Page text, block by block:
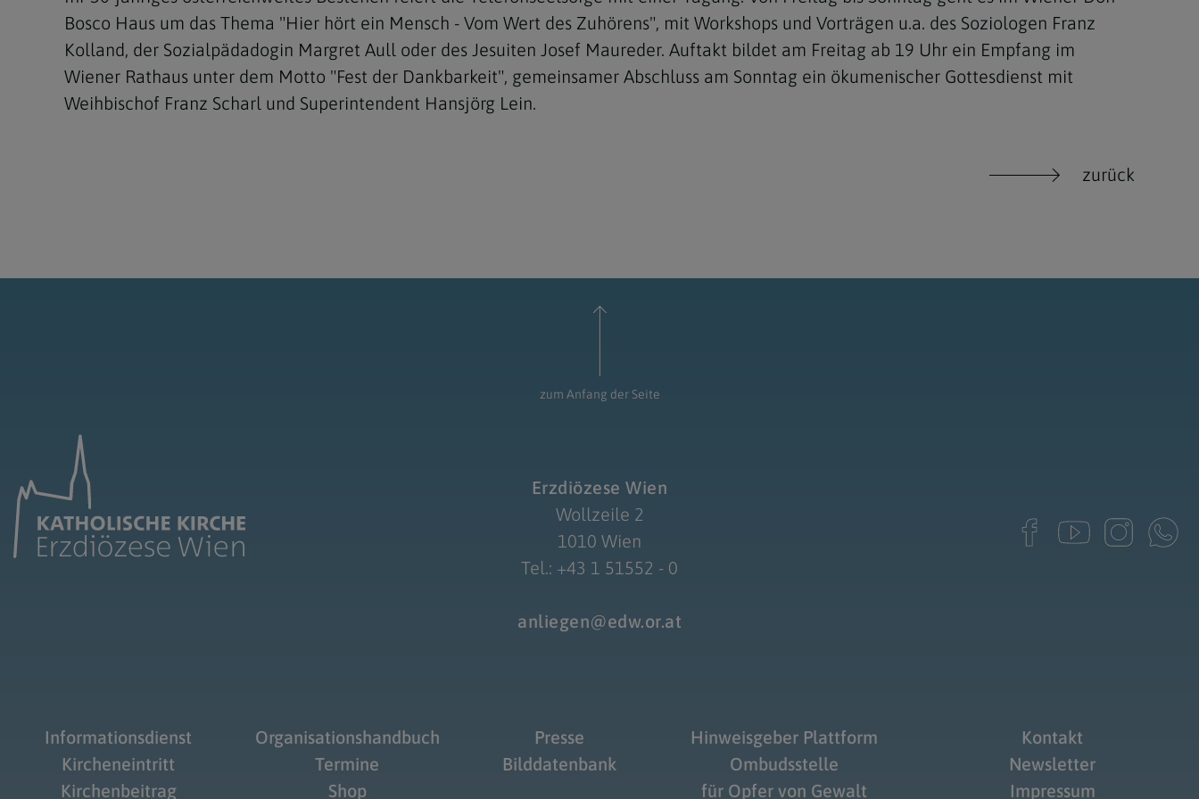
Bosco Haus um das Thema "Hier hört ein Mensch - Vom Wert des Zuhörens", mit Workshops und Vorträgen u.a. des Soziologen Franz
Kolland, der Sozialpädadogin Margret Aull oder des Jesuiten Josef Maureder. Auftakt bildet am Freitag ab 19 Uhr ein Empfang im
Wiener Rathaus unter dem Motto "Fest der Dankbarkeit", gemeinsamer Abschluss am Sonntag ein ökumenischer Gottesdienst mit
Weihbischof Franz Scharl und Superintendent Hansjörg Lein.
zurück
zum Anfang der Seite
Erzdiözese Wien
Wollzeile 2
1010 Wien
Tel.: +43 1 51552 - 0
anliegen@edw.or.at
Informationsdienst
Kircheneintritt
Kirchenbeitrag
Organisationshandbuch
Termine
Shop
Presse
Bilddatenbank
Hinweisgeber Plattform
Ombudsstelle
für Opfer von Gewalt
Kontakt
Newsletter
Impressum